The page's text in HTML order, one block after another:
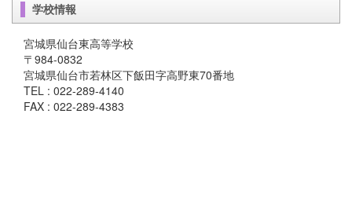
学校情報
宮城県仙台東高等学校
〒984-0832
宮城県仙台市若林区下飯田字高野東70番地
TEL : 022-289-4140
FAX : 022-289-4383